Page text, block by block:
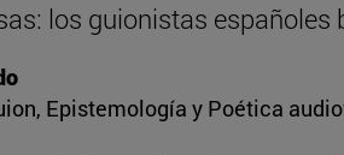
los guionistas
Epistemología y Poética